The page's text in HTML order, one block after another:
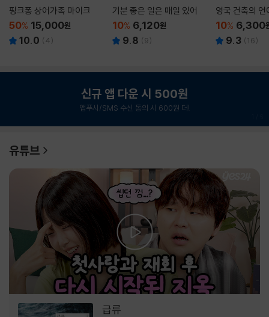
핑크퐁 상어가족 마이크
50% 15,000원
10.0 (4)
기분 좋은 일은 매일 있어
10% 6,120원
9.8 (9)
영국 건축의 언
10% 6,300
9.3 (16)
신규 앱 다운 시 500원
앱푸시/SMS 수신 동의 시 600원 더!
유튜브
급류